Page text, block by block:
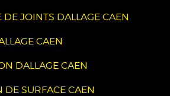
DE JOINTS DALLAGE CAEN
CAEN
DALLAGE CAEN
DE SURFACE CAEN